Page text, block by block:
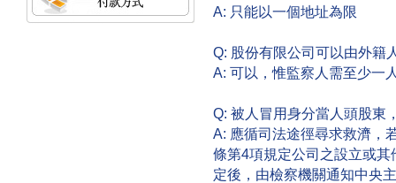
A: 只能以一個地址為限
Q: 股份有限公司可以由外籍
A: 可以，惟監察人需至少一
Q: 被人冒用身分當人頭股東
A: 應循司法途徑尋求救濟，
條第4項規定公司之設立或
定後，由檢察機關通知中央